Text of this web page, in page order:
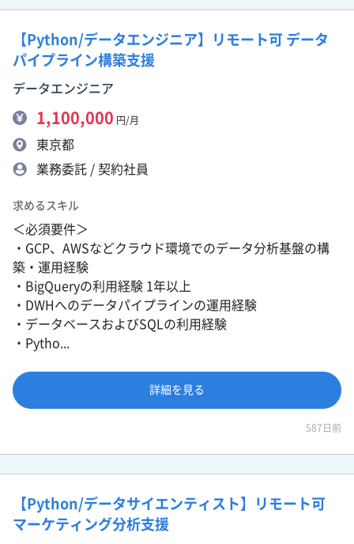
【Python/データエンジニア】リモート可 データ
パイプライン構築支援
データエンジニア
1,100,000 円/月
東京都
業務委託 / 契約社員
求めるスキル
＜必須要件＞
・GCP、AWSなどクラウド環境でのデータ分析基盤の構
築・運用経験
・BigQueryの利用経験 1年以上
・DWHへのデータパイプラインの運用経験
・データベースおよびSQLの利用経験
・Pytho...
詳細を見る
587日前
【Python/データサイエンティスト】リモート可
マーケティング分析支援